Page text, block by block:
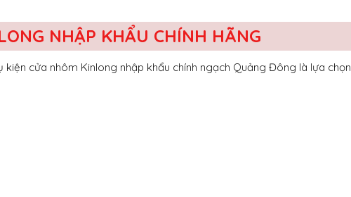
NHẬP KHẨU CHÍNH HÃNG
cửa nhôm Kinlong nhập khẩu chính ngạch Quảng Đông là lựa chọn